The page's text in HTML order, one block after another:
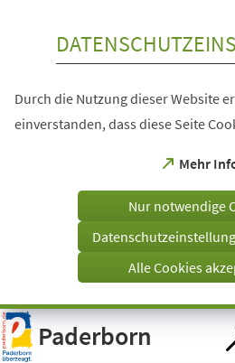
Visuelle
Assistenzsoftware
öffnen.
Durch die Nutzung dieser Website
einverstanden, dass diese Seite
Mehr
(Öffnet
einem
Tab)
Nur notwendige
Alle Cookies
Paderborn